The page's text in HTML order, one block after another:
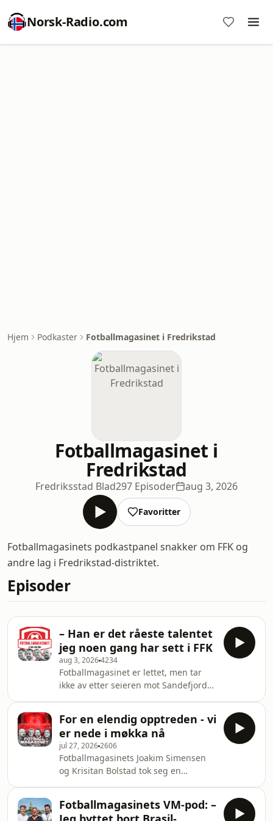
Norsk-Radio.com
Hjem Podkaster Fotballmagasinet i Fredrikstad
Fotballmagasinet i
Fredrikstad
Fredriksstad Blad297 Episoder aug 3, 2026
Favoritter
Fotballmagasinets podkastpanel snakker om FFK og
andre lag i Fredrikstad-distriktet.
Episoder
– Han er det råeste talentet
jeg noen gang har sett i FFK
aug 3, 20264234
Fotballmagasinet er lettet, men tar
ikke av etter seieren mot Sandefjord
hos enkelte i panelet.&nbsp; Her er
hva du kan forvente i denne ukens
episode av Fotballmagasinet:&nbsp;
Mener Gabriel Wesseh er mannen
som kan redde FFK-sesongen Driter i
hvordan det s&aring; ut - seieren var
viktigst &Oslash;hlenschl&aelig;ger -
For en elendig opptreden - vi
er nede i møkka nå
jul 27, 20262606
Fotballmagasinets Joakim Simensen
og Krisitan Bolstad tok seg en
mens herrene fortsatt ferierer
Fotballmagasinets VM-pod: –